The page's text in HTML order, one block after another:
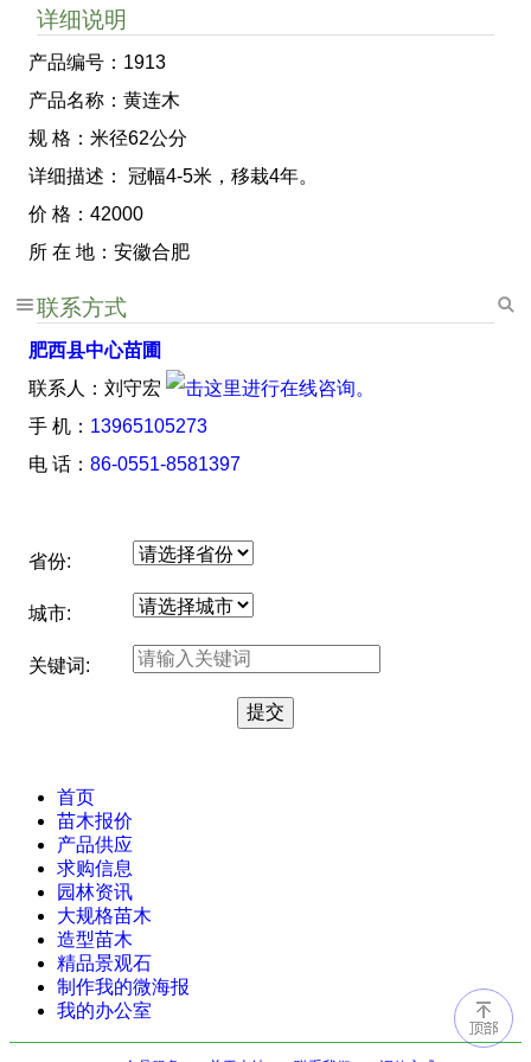
详细说明
产品编号：1913
产品名称：黄连木
规 格：米径62公分
详细描述： 冠幅4-5米，移栽4年。
价 格：42000
所 在 地：安徽合肥
联系方式
肥西县中心苗圃
联系人：刘守宏
手 机： 13965105273
电 话： 86-0551-8581397
省份:
城市:
关键词:
首页
苗木报价
产品供应
求购信息
园林资讯
大规格苗木
造型苗木
精品景观石
制作我的微海报
我的办公室